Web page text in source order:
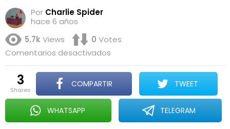
Por Charlie Spider
hace 6 años
5.7kViews 0 Votes
Comentarios desactivados
tatuó
los
ojos
de
3
shares
COMPARTIR TWEET
WHATSAPP TELEGRAM